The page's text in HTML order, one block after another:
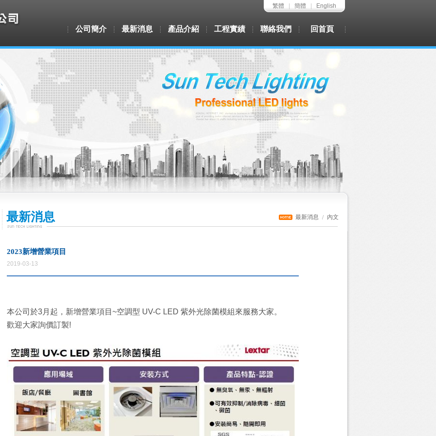
繁體 簡體 English
公司簡介 最新消息 產品介紹 工程實績 聯絡我們 回首頁
最新消息 最新消息 內文
2023新增營業項目
2019-03-13
本公司於3月起 ， 新增營業項目 ~空調型 UV-C LED 紫外光除菌模組 來服務大家。
歡迎大家詢價訂製!